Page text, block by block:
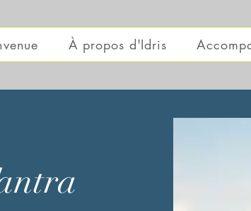
À propos d'Idris